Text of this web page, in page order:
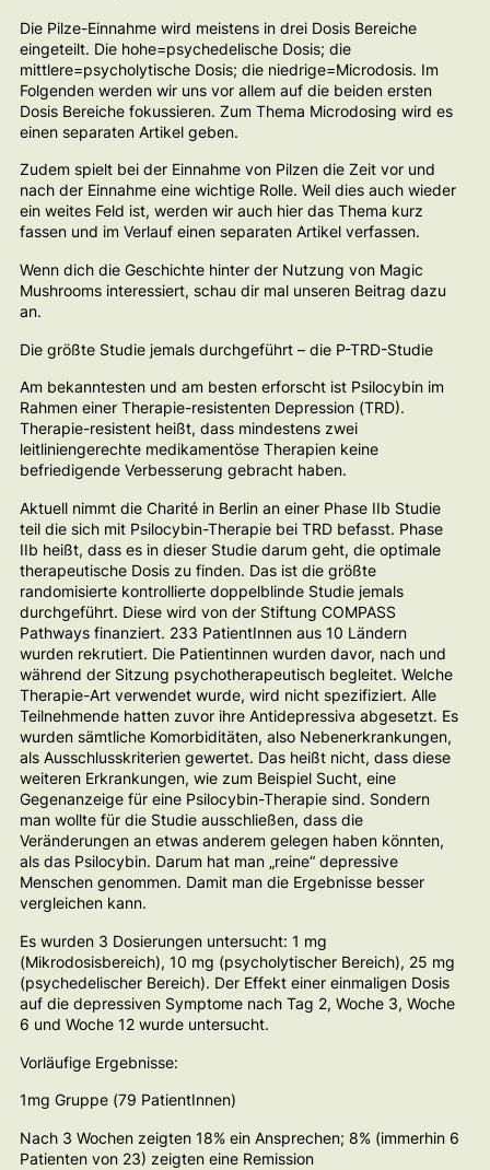
Die Pilze-Einnahme wird meistens in drei Dosis Bereiche
eingeteilt. Die hohe=psychedelische Dosis; die
mittlere=psycholytische Dosis; die niedrige=Microdosis. Im
Folgenden werden wir uns vor allem auf die beiden ersten
Dosis Bereiche fokussieren. Zum Thema Microdosing wird es
einen separaten Artikel geben.
Zudem spielt bei der Einnahme von Pilzen die Zeit vor und
nach der Einnahme eine wichtige Rolle. Weil dies auch wieder
ein weites Feld ist, werden wir auch hier das Thema kurz
fassen und im Verlauf einen separaten Artikel verfassen.
Wenn dich die Geschichte hinter der Nutzung von Magic
Mushrooms interessiert, schau dir mal unseren Beitrag dazu
an.
Die größte Studie jemals durchgeführt – die P-TRD-Studie
Am bekanntesten und am besten erforscht ist Psilocybin im
Rahmen einer Therapie-resistenten Depression (TRD).
Therapie-resistent heißt, dass mindestens zwei
leitliniengerechte medikamentöse Therapien keine
befriedigende Verbesserung gebracht haben.
Aktuell nimmt die Charité in Berlin an einer Phase IIb Studie
teil die sich mit Psilocybin-Therapie bei TRD befasst. Phase
IIb heißt, dass es in dieser Studie darum geht, die optimale
therapeutische Dosis zu finden. Das ist die größte
randomisierte kontrollierte doppelblinde Studie jemals
durchgeführt. Diese wird von der Stiftung COMPASS
Pathways finanziert. 233 PatientInnen aus 10 Ländern
wurden rekrutiert. Die Patientinnen wurden davor, nach und
während der Sitzung psychotherapeutisch begleitet. Welche
Therapie-Art verwendet wurde, wird nicht spezifiziert. Alle
Teilnehmende hatten zuvor ihre Antidepressiva abgesetzt. Es
wurden sämtliche Komorbiditäten, also Nebenerkrankungen,
als Ausschlusskriterien gewertet. Das heißt nicht, dass diese
weiteren Erkrankungen, wie zum Beispiel Sucht, eine
Gegenanzeige für eine Psilocybin-Therapie sind. Sondern
man wollte für die Studie ausschließen, dass die
Veränderungen an etwas anderem gelegen haben könnten,
als das Psilocybin. Darum hat man „reine“ depressive
Menschen genommen. Damit man die Ergebnisse besser
vergleichen kann.
Es wurden 3 Dosierungen untersucht: 1 mg
(Mikrodosisbereich), 10 mg (psycholytischer Bereich), 25 mg
(psychedelischer Bereich). Der Effekt einer einmaligen Dosis
auf die depressiven Symptome nach Tag 2, Woche 3, Woche
6 und Woche 12 wurde untersucht.
Vorläufige Ergebnisse:
1mg Gruppe (79 PatientInnen)
Nach 3 Wochen zeigten 18% ein Ansprechen; 8% (immerhin 6
Patienten von 23) zeigten eine Remission